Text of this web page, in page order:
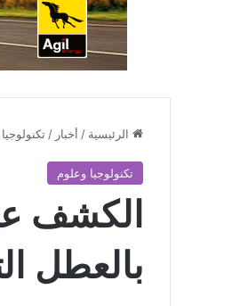
الرئيسية / أخبار /
تكنولوجيا وعلوم
الكشف
بالعطل